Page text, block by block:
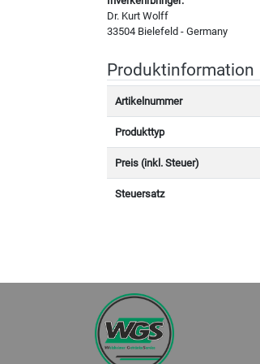
Dr. Kurt Wolff
33504 Bielefeld - Germany
Produktinformation
Artikelnummer
Produkttyp
Preis (inkl. Steuer)
Steuersatz